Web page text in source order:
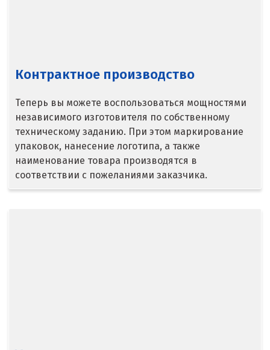
Верхние Серги
Верхний Уфалей
Верхняя Пышма
Верхняя Салда
Контрактное производство
Теперь вы можете воспользоваться мощностями
независимого изготовителя по собственному
техническому заданию. При этом маркирование
упаковок, нанесение логотипа, а также
наименование товара производятся в
соответствии с пожеланиями заказчика.